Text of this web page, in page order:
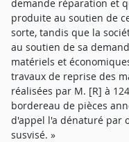
demande réparation et
produite au soutien de
sorte, tandis que la
au soutien de sa
matériels et
travaux de reprise des
réalisées par M. [R] à
bordereau de pièces
d'appel l'a dénaturé par
susvisé. »